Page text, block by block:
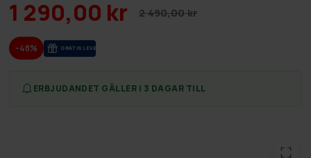
1 290,00 kr 2 490,00 kr
-48% GRA­TIS LE­VE­RANS
ERBJUDANDET GÄLLER I 3 DAGAR TILL